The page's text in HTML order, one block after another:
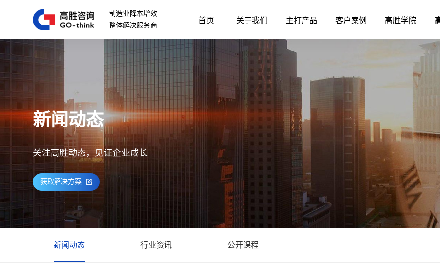
制造业降本增效
整体解决服务商
首页 关于我们 主打产品 客户案例 高胜学院
新闻动态
关注高胜动态，见证企业成长
获取解决方案
新闻动态 行业资讯 公开课程